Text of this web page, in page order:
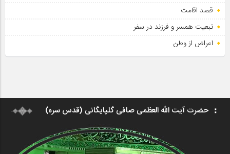
قصد اقامت
تبعیت همسر و فرزند در سفر
اعراض از وطن
حضرت آیت الله العظمی صافی گلپایگانی (قدس سره)